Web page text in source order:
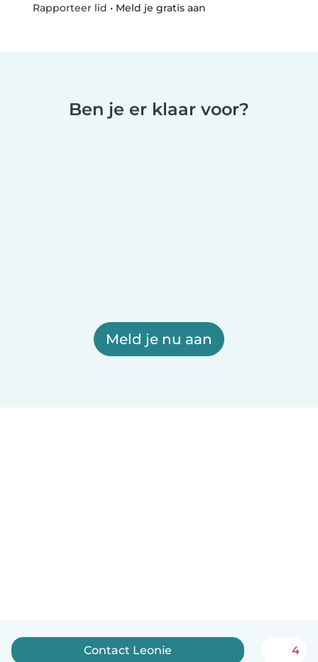
Rapporteer lid • Meld je gratis aan
Ben je er klaar voor?
Meld je nu aan
Contact Leonie 4